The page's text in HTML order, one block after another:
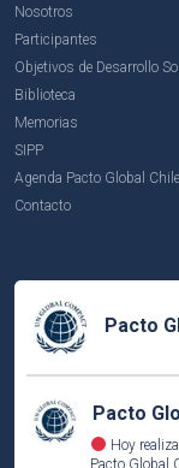
Nosotros
Participantes
Objetivos de Desarrollo
Biblioteca
Memorias
SIPP
Agenda Pacto Global Chile
Contacto
Pacto
Pacto
Hoy
Pacto Global